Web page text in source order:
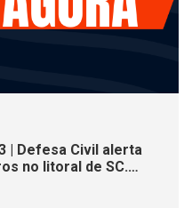
| Defesa Civil alerta
no litoral de SC.